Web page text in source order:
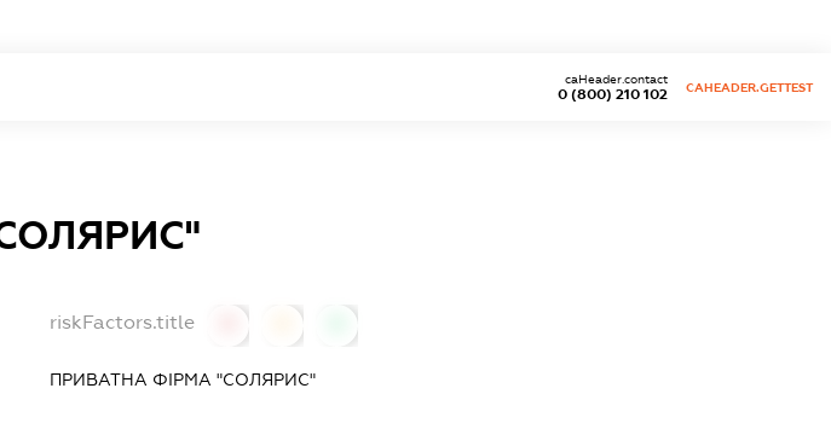
0 (800) 210 102
caHeader.contact
CAHEADER.GETTEST
riskFactors.title
ПРИВАТНА ФІРМА "СОЛЯРИС"